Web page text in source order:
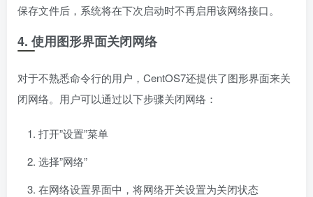
保存文件后，系统将在下次启动时不再启用该网络接口。
4. 使用图形界面关闭网络
对于不熟悉命令行的用户，CentOS7还提供了图形界面来关
闭网络。用户可以通过以下步骤关闭网络：
打开”设置”菜单
选择”网络”
在网络设置界面中，将网络开关设置为关闭状态